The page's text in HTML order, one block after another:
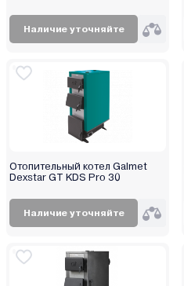
Наличие уточняйте
Отопительный котел Galmet
Dexstar GT KDS Pro 30
Наличие уточняйте